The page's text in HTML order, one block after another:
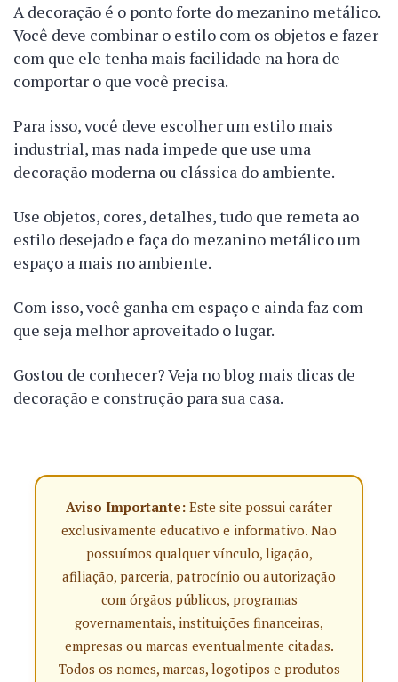
A decoração é o ponto forte do mezanino metálico.
Você deve combinar o estilo com os objetos e fazer
com que ele tenha mais facilidade na hora de
comportar o que você precisa.
Para isso, você deve escolher um estilo mais
industrial, mas nada impede que use uma
decoração moderna ou clássica do ambiente.
Use objetos, cores, detalhes, tudo que remeta ao
estilo desejado e faça do mezanino metálico um
espaço a mais no ambiente.
Com isso, você ganha em espaço e ainda faz com
que seja melhor aproveitado o lugar.
Gostou de conhecer? Veja no blog mais dicas de
decoração e construção para sua casa.
Aviso Importante: Este site possui caráter
exclusivamente educativo e informativo. Não
possuímos qualquer vínculo, ligação,
afiliação, parceria, patrocínio ou autorização
com órgãos públicos, programas
governamentais, instituições financeiras,
empresas ou marcas eventualmente citadas.
Todos os nomes, marcas, logotipos e produtos